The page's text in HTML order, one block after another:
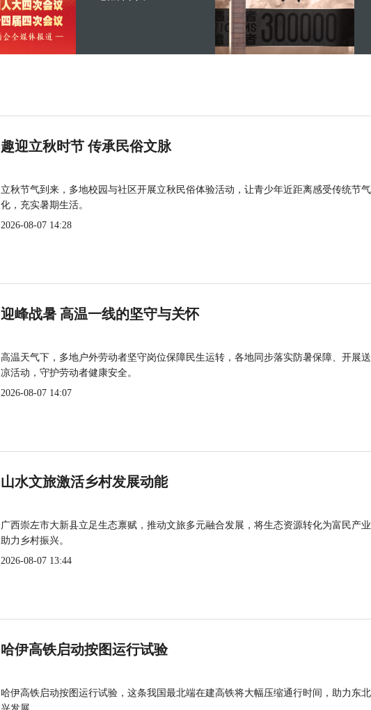
趣迎立秋时节 传承民俗文脉
立秋节气到来，多地校园与社区开展立秋民俗体验活动，让青少年近距离感受传统节
化，充实暑期生活。
2026-08-07 14:28
迎峰战暑 高温一线的坚守与关怀
高温天气下，多地户外劳动者坚守岗位保障民生运转，各地同步落实防暑保障、开展
凉活动，守护劳动者健康安全。
2026-08-07 14:07
山水文旅激活乡村发展动能
广西崇左市大新县立足生态禀赋，推动文旅多元融合发展，将生态资源转化为富民产
助力乡村振兴。
2026-08-07 13:44
哈伊高铁启动按图运行试验
哈伊高铁启动按图运行试验，这条我国最北端在建高铁将大幅压缩通行时间，助力东